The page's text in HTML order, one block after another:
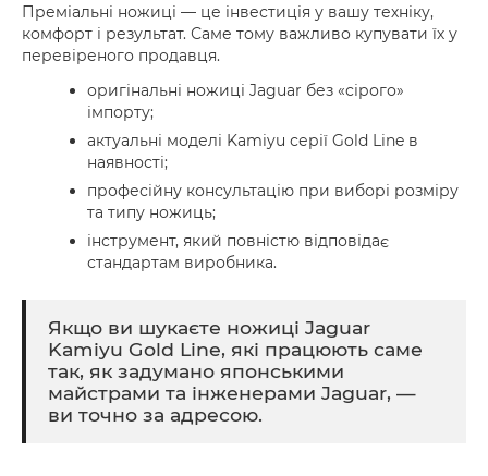
Преміальні ножиці — це інвестиція у вашу техніку,
комфорт і результат. Саме тому важливо купувати їх у
перевіреного продавця.
оригінальні ножиці Jaguar без «сірого»
імпорту;
актуальні моделі Kamiyu серії Gold Line в
наявності;
професійну консультацію при виборі розміру
та типу ножиць;
інструмент, який повністю відповідає
стандартам виробника.
Якщо ви шукаєте ножиці Jaguar
Kamiyu Gold Line, які працюють саме
так, як задумано японськими
майстрами та інженерами Jaguar, —
ви точно за адресою.